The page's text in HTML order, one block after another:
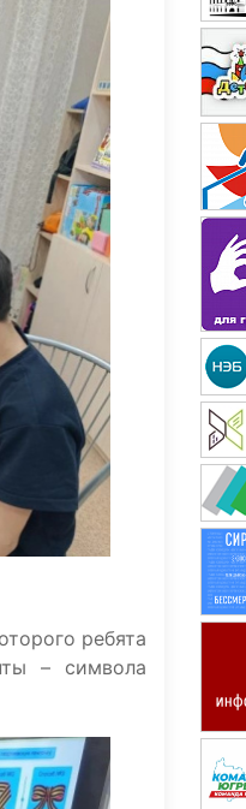
Наш Филиппок
ребята
– символа